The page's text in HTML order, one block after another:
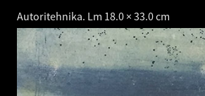
Autoritehnika. Lm 18.0 × 33.0 cm